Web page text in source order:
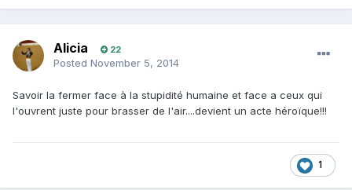
Alicia 22
Posted November 5, 2014
Savoir la fermer face à la stupidité humaine et face a ceux qui
l'ouvrent juste pour brasser de l'air....devient un acte héroïque!!!
1